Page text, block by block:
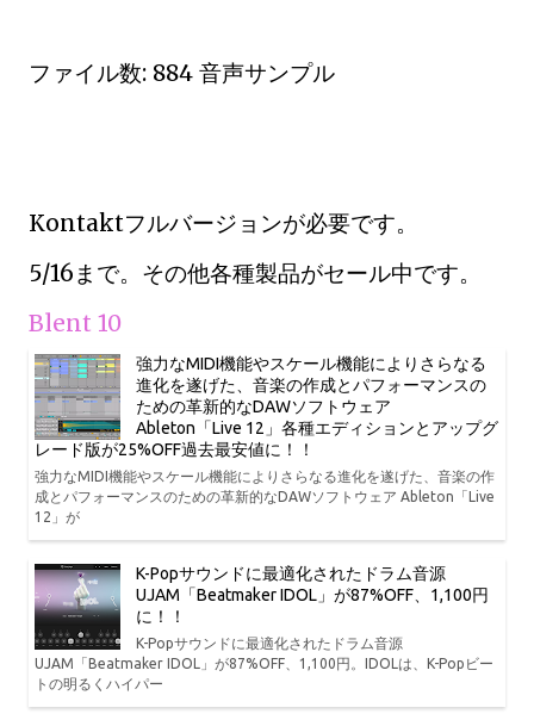
ファイル数: 884 音声サンプル
Kontaktフルバージョンが必要です。
5/16まで。その他各種製品がセール中です。
Blent 10
強力なMIDI機能やスケール機能によりさらなる
進化を遂げた、音楽の作成とパフォーマンスの
ための革新的なDAWソフトウェア
Ableton「Live 12」各種エディションとアップグ
レード版が25%OFF過去最安値に！！
強力なMIDI機能やスケール機能によりさらなる進化を遂げた、音楽の作
成とパフォーマンスのための革新的なDAWソフトウェア Ableton「Live
12」が
K-Popサウンドに最適化されたドラム音源
UJAM「Beatmaker IDOL」が87%OFF、1,100円
に！！
K-Popサウンドに最適化されたドラム音源
UJAM「Beatmaker IDOL」が87%OFF、1,100円。IDOLは、K-Popビー
トの明るくハイパー